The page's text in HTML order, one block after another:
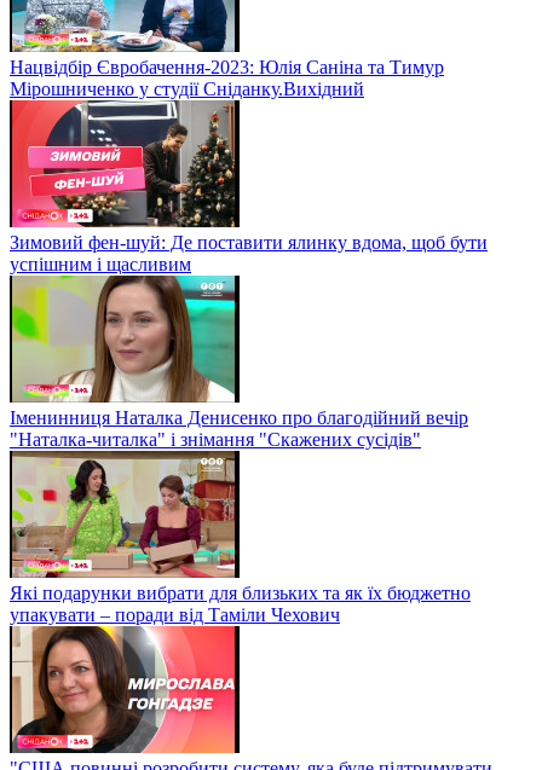
Нацвідбір Євробачення-2023: Юлія Саніна та Тимур
Мірошниченко у студії Сніданку.Вихідний
Зимовий фен-шуй: Де поставити ялинку вдома, щоб бути
успішним і щасливим
Іменинниця Наталка Денисенко про благодійний вечір
"Наталка-читалка" і знімання "Скажених сусідів"
Які подарунки вибрати для близьких та як їх бюджетно
упакувати – поради від Таміли Чехович